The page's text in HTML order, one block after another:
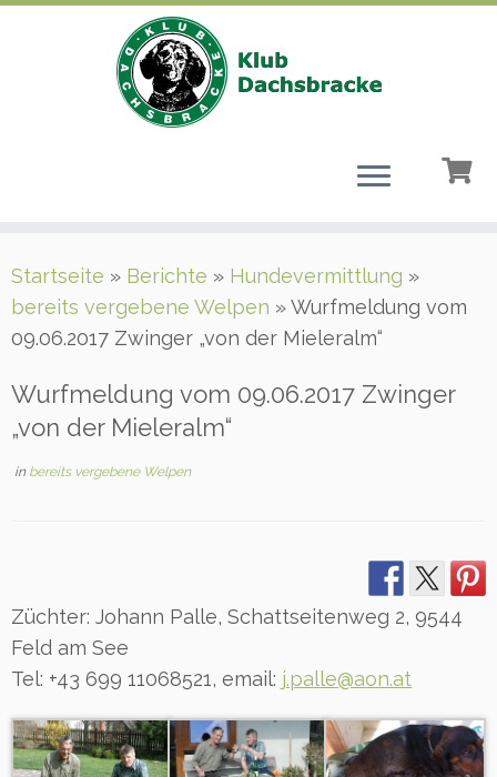
Inhalt
springen
Startseite » Berichte » Hundevermittlung »
bereits vergebene Welpen »Wurfmeldung vom
09.06.2017 Zwinger „von der Mieleralm“
Wurfmeldung vom 09.06.2017 Zwinger
„von der Mieleralm“
in bereits vergebene Welpen
Züchter: Johann Palle, Schattseitenweg 2, 9544
Feld am See
Tel: +43 699 11068521, email: j.palle@aon.at